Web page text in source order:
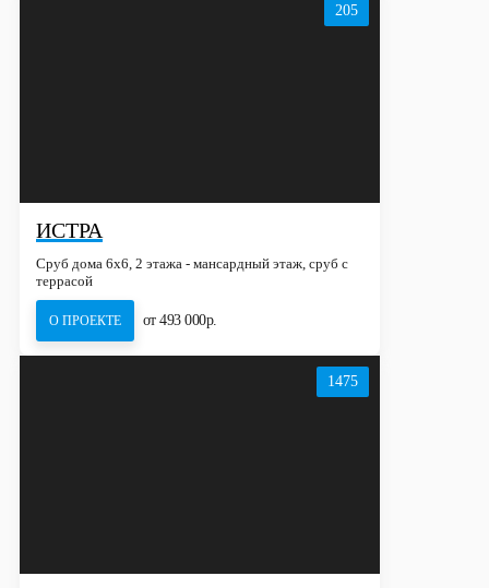
205
ИСТРА
Сруб дома 6х6, 2 этажа - мансардный этаж, сруб с
террасой
О ПРОЕКТЕ от 493 000р.
1475